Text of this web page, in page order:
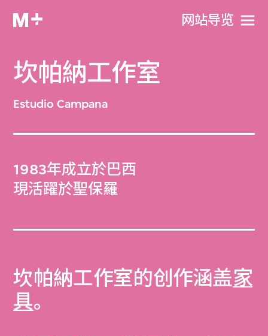
网站导览
坎帕納工作室
Estudio Campana
1983年成立於巴西
現活躍於聖保羅
坎帕納工作室的创作涵盖家
具。